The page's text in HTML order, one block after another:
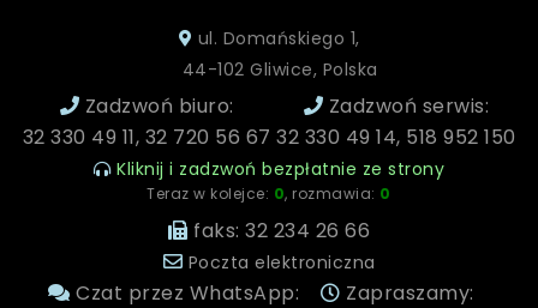
ul. Domańskiego 1,
44-102 Gliwice, Polska
Zadzwoń biuro:
32 330 49 11, 32 720 56 67
Zadzwoń serwis:
32 330 49 14, 518 952 150
Kliknij i zadzwoń bezpłatnie ze strony
Teraz w kolejce: 0, rozmawia: 0
faks: 32 234 26 66
Poczta elektroniczna
Czat przez WhatsApp:
Zapraszamy: